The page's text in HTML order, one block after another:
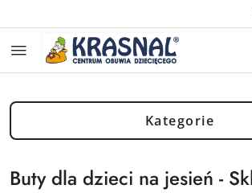
Kategorie
Buty dla dzieci na jesień -